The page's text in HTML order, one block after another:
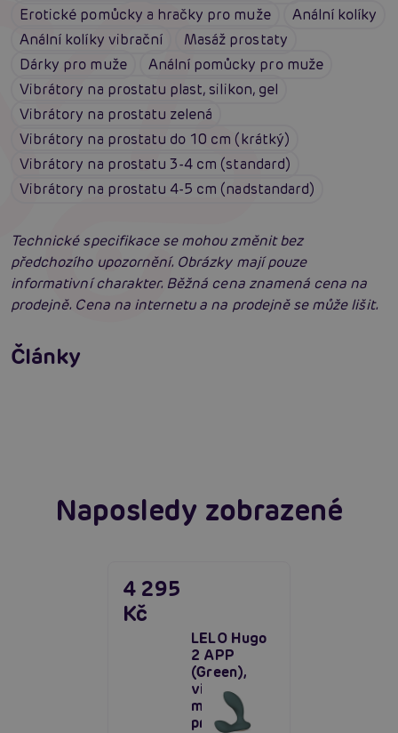
Erotické pomůcky a hračky pro muže
Anální kolíky
Anální kolíky vibrační
Masáž prostaty
Dárky pro muže
Anální pomůcky pro muže
Vibrátory na prostatu plast, silikon, gel
Vibrátory na prostatu zelená
Vibrátory na prostatu do 10 cm (krátký)
Vibrátory na prostatu 3-4 cm (standard)
Vibrátory na prostatu 4-5 cm (nadstandard)
Technické specifikace se mohou změnit bez
předchozího upozornění. Obrázky mají pouze
informativní charakter. Běžná cena znamená cena na
prodejně. Cena na internetu a na prodejně se může lišit.
Články
Příprava na anální sex: Tipy krok za krokem
Číst více
Masáž prostaty, poskytuje úlevu i vzrušení
Naposledy zobrazené
LELO Hugo
2 APP
(Green),
vibrační
masér
prostaty
4 295
Kč